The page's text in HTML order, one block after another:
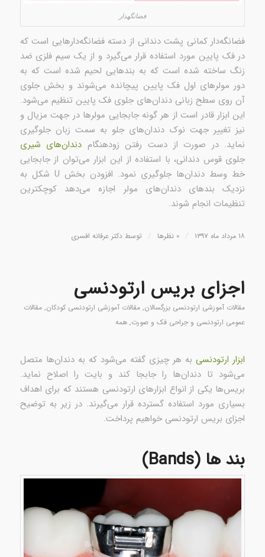
فضانگهدار
فضانگه‌دار کمانی پشت دندانی از دسته فضانگه‌دارهایی است که
در فک پایین مورد استفاده قرار می‌گیرد و از یک سیم فلزی ضد
زنگ ساخته شده است که به بندهایی لحیم شده است که به
دور مولرهای اول فک پایین پیچانده می‌شوند و بخش جلوی
آن روی سطح زبانی دندان‌های جلوی فک پایین تنظیم می‌شود.
این ابزار قادر است از هر گونه جابجایی مولرها در جهت مزیال و
نیز تغییر جهت نوک دندان‌های جلو به سمت زبان جلوگیری
نماید. در صورت از دست رفتن زودهنگام دندان‌های شیری
جلوی قوس دندانی، با استفاده از این ابزار می‌توان از جابجایی
خط وسط دندان‌ها جلوگیری نمود. افزودن بخش U شکل به
نزدیک بندهای دندان‌های مولر اجازه می‌دهد کوچکترین
تنظیمات انجام شوند.
۱۸ مرداد ماه ۱۳۹۷ / ۰ نظرها / توسط دکتر عرفانه افسری
اجزای بریس‌ ارتودنسی
مقالات آموزشی ارتودنسی بزرگسالان, مقالات آموزشی ارتودنسی کودکان, مقالات
عمومی ارتودنسی و جراحی فک و صورت, همه
ابزار ارتودنسیبه هر چیزی گفته می‌شود که به دندان‌ها متصل
می‌شود تا دندان‌ها را جابجا کند و بایت را اصلاح نماید.
بریس‌ها یکی از انواع ابزارهای ارتودنسی هستند که برای اهداف
بسیاری مورد استفاده گسترده قرار می‌گیرند. در زیر به توضیح
اجزای بریس‌ ارتودنسی خواهیم پرداخت.
بند ها (Bands)